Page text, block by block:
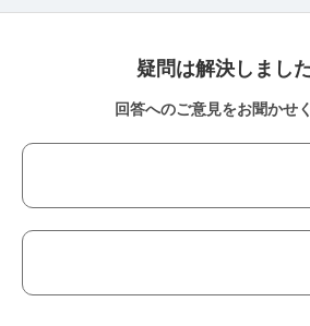
疑問は解決しまし
回答へのご意見をお聞かせ